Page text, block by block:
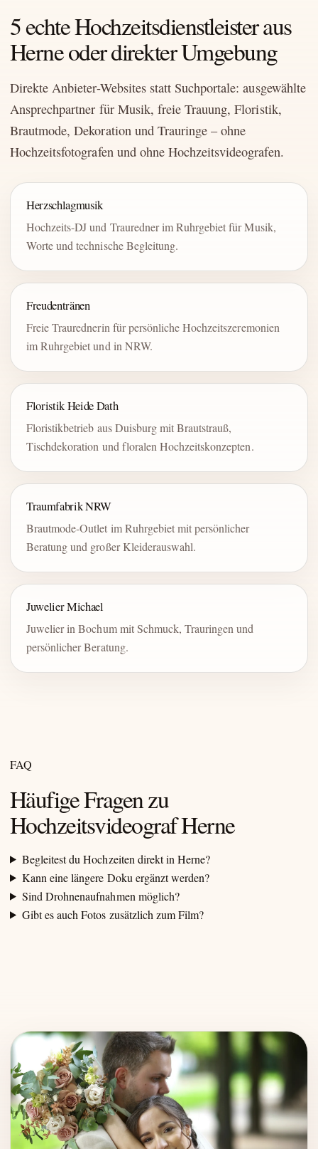
5 echte Hochzeitsdienstleister aus
Herne oder direkter Umgebung
Direkte Anbieter-Websites statt Suchportale: ausgewählte
Ansprechpartner für Musik, freie Trauung, Floristik,
Brautmode, Dekoration und Trauringe – ohne
Hochzeitsfotografen und ohne Hochzeitsvideografen.
Herzschlagmusik
Hochzeits-DJ und Trauredner im Ruhrgebiet für Musik,
Worte und technische Begleitung.
Freudentränen
Freie Traurednerin für persönliche Hochzeitszeremonien
im Ruhrgebiet und in NRW.
Floristik Heide Dath
Floristikbetrieb aus Duisburg mit Brautstrauß,
Tischdekoration und floralen Hochzeitskonzepten.
Traumfabrik NRW
Brautmode-Outlet im Ruhrgebiet mit persönlicher
Beratung und großer Kleiderauswahl.
Juwelier Michael
Juwelier in Bochum mit Schmuck, Trauringen und
persönlicher Beratung.
FAQ
Häufige Fragen zu
Hochzeitsvideograf Herne
Begleitest du Hochzeiten direkt in Herne?
Kann eine längere Doku ergänzt werden?
Sind Drohnenaufnahmen möglich?
Gibt es auch Fotos zusätzlich zum Film?